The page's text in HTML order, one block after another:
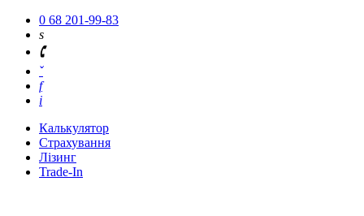
0 68 201-99-83
s
🕻
ˇ
f
i
Калькулятор
Страхування
Лізинг
Trade-In